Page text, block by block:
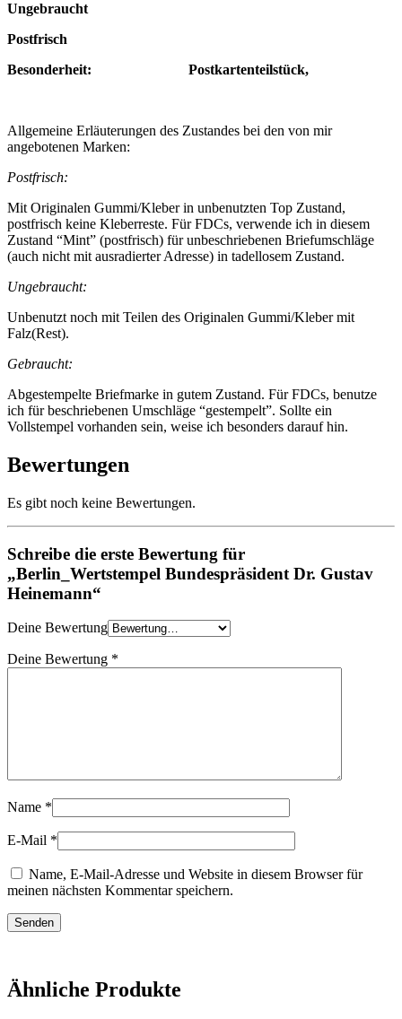
Ungebraucht
Postfrisch
Besonderheit: Postkartenteilstück,
Allgemeine Erläuterungen des Zustandes bei den von mir
angebotenen Marken:
Postfrisch:
Mit Originalen Gummi/Kleber in unbenutzten Top Zustand,
postfrisch keine Kleberreste. Für FDCs, verwende ich in diesem
Zustand “Mint” (postfrisch) für unbeschriebenen Briefumschläge
(auch nicht mit ausradierter Adresse) in tadellosem Zustand.
Ungebraucht:
Unbenutzt noch mit Teilen des Originalen Gummi/Kleber mit
Falz(Rest).
Gebraucht:
Abgestempelte Briefmarke in gutem Zustand. Für FDCs, benutze
ich für beschriebenen Umschläge “gestempelt”. Sollte ein
Vollstempel vorhanden sein, weise ich besonders darauf hin.
Bewertungen
Es gibt noch keine Bewertungen.
Schreibe die erste Bewertung für
„Berlin_Wertstempel Bundespräsident Dr. Gustav
Heinemann“
Deine Bewertung
Deine Bewertung *
Name *
E-Mail *
Name, E-Mail-Adresse und Website in diesem Browser für
meinen nächsten Kommentar speichern.
Ähnliche Produkte